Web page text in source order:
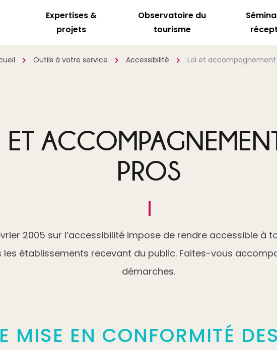
Expertises &
projets
Observatoire du
tourisme
Outils à votre service Accessibilité Loi et accompagnement
ET
PROS
2005 sur l’accessibilité impose de rendre accessible à
les établissements recevant du public. Faites-vous
démarches.
MISE EN CONFORMITÉ DES